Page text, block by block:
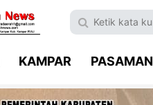
KAMPAR PASAMAN